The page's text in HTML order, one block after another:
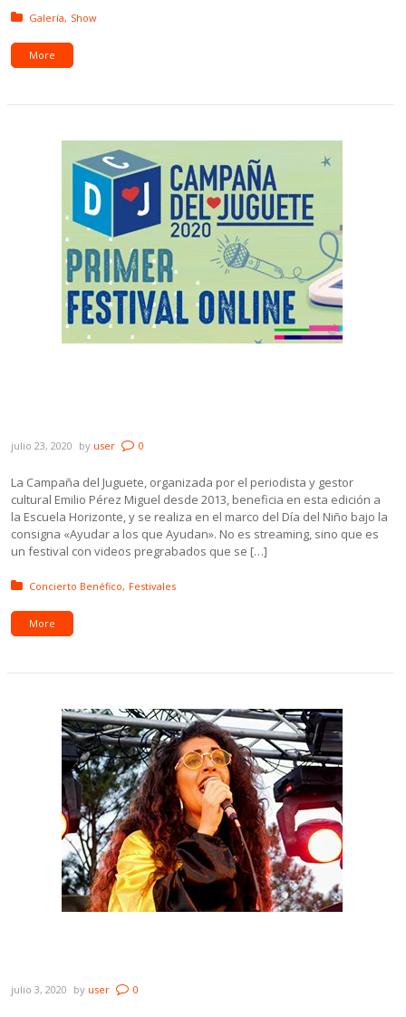
Posted in:
Galería Show
More
julio 23, 2020 by user 0
La Campaña del Juguete, organizada por el periodista y gestor
cultural Emilio Pérez Miguel desde 2013, beneficia en esta edición a
la Escuela Horizonte, y se realiza en el marco del Día del Niño bajo la
consigna «Ayudar a los que Ayudan». No es streaming, sino que es
un festival con videos pregrabados que se […]
Posted in:
Concierto Benéfico Festivales
More
julio 3, 2020 by user 0